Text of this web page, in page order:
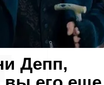
Депп,